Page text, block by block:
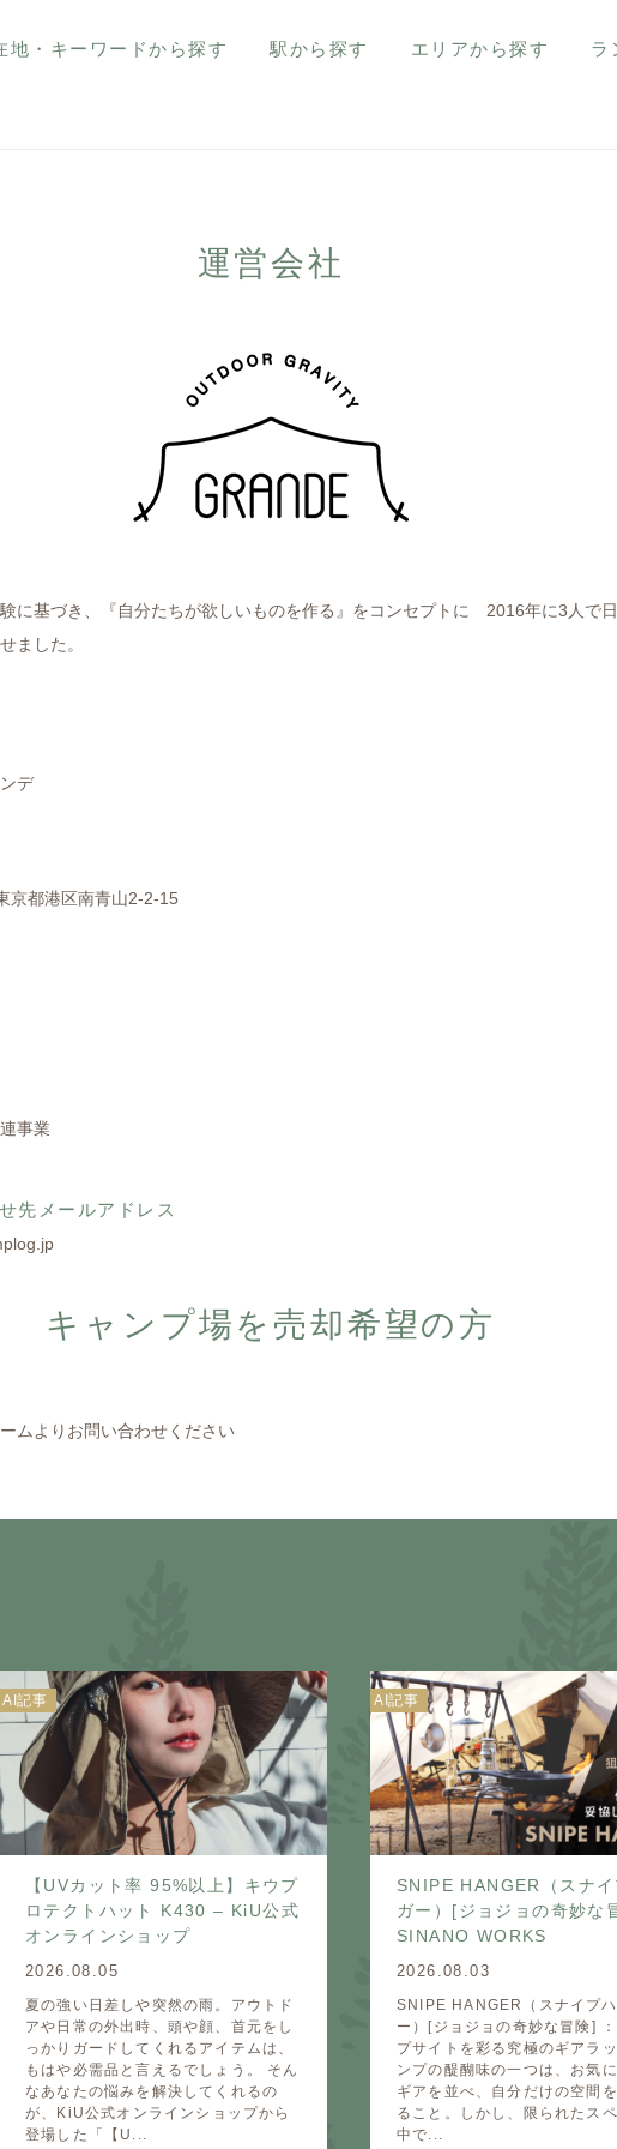
地・キーワードから探す 駅から探す エリアから探す ラ
運営会社
に基づき、『自分たちが欲しいものを作る』をコンセプトに 2016年に3人で
ました。
デ
京都港区南青山2-2-15
事業
先メールアドレス
キャンプ場を売却希望の方
ムよりお問い合わせください
AI記事
【UVカット率 95%以上】キウプ
ロテクトハット K430 – KiU公式
オンラインショップ
2026.08.05
夏の強い日差しや突然の雨。アウトド
アや日常の外出時、頭や顔、首元をし
っかりガードしてくれるアイテムは、
もはや必需品と言えるでしょう。 そん
なあなたの悩みを解決してくれるの
が、KiU公式オンラインショップから
登場した「【U...
AI記事
SNIPE HANGER（スナ
ガー）[ジョジョの奇妙な
SINANO WORKS
2026.08.03
SNIPE HANGER（スナイプ
ー）[ジョジョの奇妙な冒険]
プサイトを彩る究極のギアラ
ンプの醍醐味の一つは、お気
ギアを並べ、自分だけの空間
ること。しかし、限られたス
中で...